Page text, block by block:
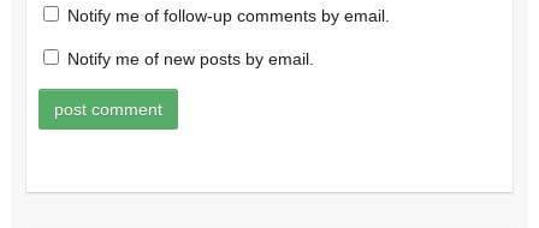
Notify me of follow-up comments by email.
Notify me of new posts by email.